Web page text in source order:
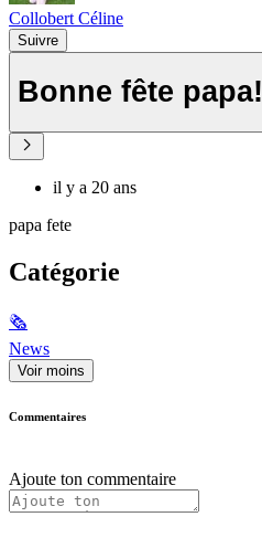
Collobert Céline
Suivre
Bonne fête papa!
il y a 20 ans
papa fete
Catégorie
🗞
News
Voir moins
Commentaires
Ajoute ton commentaire